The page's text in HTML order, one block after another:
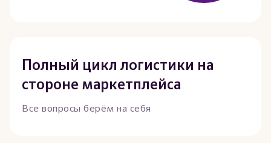
Полный цикл логистики на
стороне маркетплейса
Все вопросы берём на себя